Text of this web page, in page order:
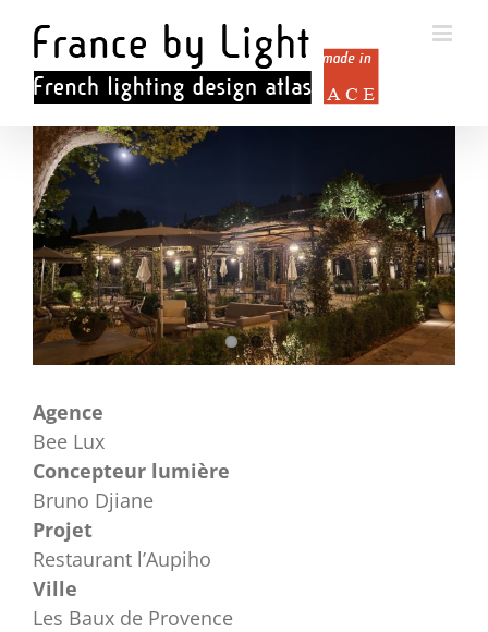
contenu
Voir
l'image
agrandie
Agence
Bee Lux
Concepteur lumière
Bruno Djiane
Projet
Restaurant l’Aupiho
Ville
Les Baux de Provence